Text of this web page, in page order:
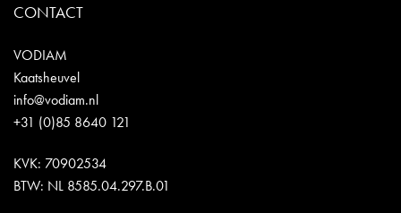
CONTACT
VODIAM
Kaatsheuvel
info@vodiam.nl
+31 (0)85 8640 121
KVK: 70902534
BTW: NL 8585.04.297.B.01